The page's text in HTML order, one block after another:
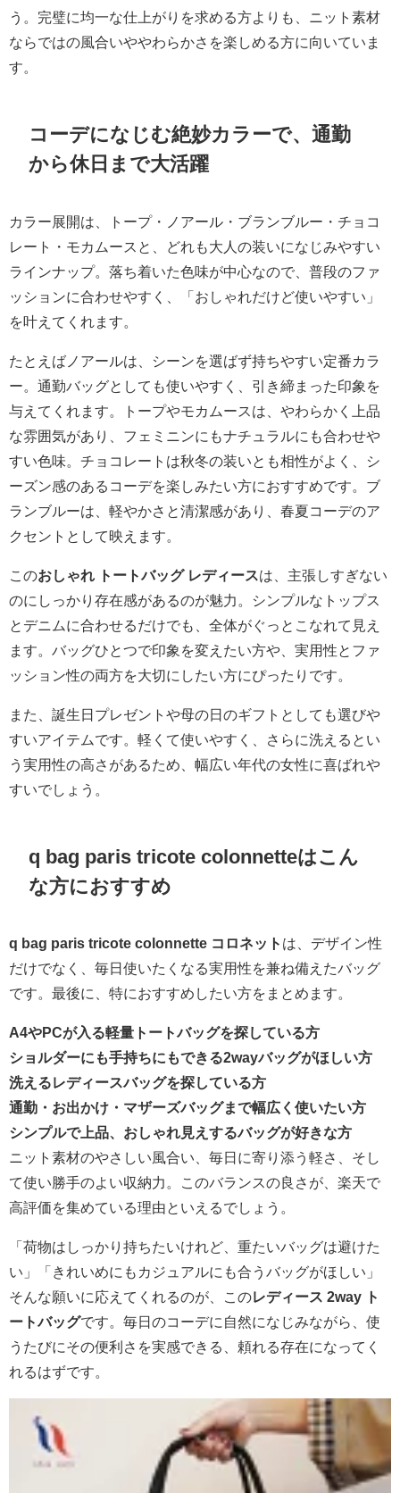
う。完璧に均一な仕上がりを求める方よりも、ニット素材
ならではの風合いややわらかさを楽しめる方に向いていま
す。
コーデになじむ絶妙カラーで、通勤
から休日まで大活躍
カラー展開は、トープ・ノアール・ブランブルー・チョコ
レート・モカムースと、どれも大人の装いになじみやすい
ラインナップ。落ち着いた色味が中心なので、普段のファ
ッションに合わせやすく、「おしゃれだけど使いやすい」
を叶えてくれます。
たとえばノアールは、シーンを選ばず持ちやすい定番カラ
ー。通勤バッグとしても使いやすく、引き締まった印象を
与えてくれます。トープやモカムースは、やわらかく上品
な雰囲気があり、フェミニンにもナチュラルにも合わせや
すい色味。チョコレートは秋冬の装いとも相性がよく、シ
ーズン感のあるコーデを楽しみたい方におすすめです。ブ
ランブルーは、軽やかさと清潔感があり、春夏コーデのア
クセントとして映えます。
このおしゃれ トートバッグ レディースは、主張しすぎない
のにしっかり存在感があるのが魅力。シンプルなトップス
とデニムに合わせるだけでも、全体がぐっとこなれて見え
ます。バッグひとつで印象を変えたい方や、実用性とファ
ッション性の両方を大切にしたい方にぴったりです。
また、誕生日プレゼントや母の日のギフトとしても選びや
すいアイテムです。軽くて使いやすく、さらに洗えるとい
う実用性の高さがあるため、幅広い年代の女性に喜ばれや
すいでしょう。
q bag paris tricote colonnetteはこん
な方におすすめ
q bag paris tricote colonnette コロネット は、デザイン性
だけでなく、毎日使いたくなる実用性を兼ね備えたバッグ
です。最後に、特におすすめしたい方をまとめます。
A4やPCが入る軽量トートバッグを探している方
ショルダーにも手持ちにもできる2wayバッグがほしい方
洗えるレディースバッグを探している方
通勤・お出かけ・マザーズバッグまで幅広く使いたい方
シンプルで上品、おしゃれ見えするバッグが好きな方
ニット素材のやさしい風合い、毎日に寄り添う軽さ、そし
て使い勝手のよい収納力。このバランスの良さが、楽天で
高評価を集めている理由といえるでしょう。
「荷物はしっかり持ちたいけれど、重たいバッグは避けた
い」「きれいめにもカジュアルにも合うバッグがほしい」
そんな願いに応えてくれるのが、このレディース 2way ト
ートバッグです。毎日のコーデに自然になじみながら、使
うたびにその便利さを実感できる、頼れる存在になってく
れるはずです。